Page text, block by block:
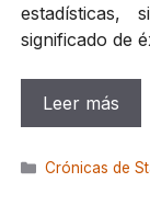
estadísticas,
significado de
Leer más
Categorías
Crónicas de